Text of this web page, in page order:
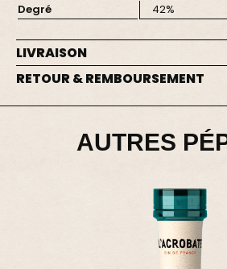
Degré
42%
LIVRAISON
RETOUR & REMBOURSEMENT
AUTRES
DISTILLED GIN
HENDRICK'S - FLORA